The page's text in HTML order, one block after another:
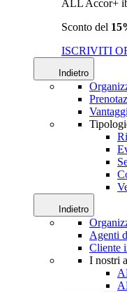
ALL Accor+
Sconto del
ISCRIVITI
Indietro
Indietro
Agenti
Cliente
I nostri